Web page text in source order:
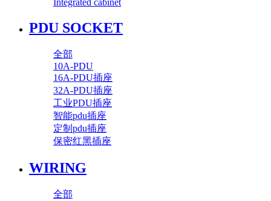
Integrated cabinet
PDU SOCKET
全部
10A-PDU
16A-PDU插座
32A-PDU插座
工业PDU插座
智能pdu插座
定制pdu插座
保密红黑插座
WIRING
全部